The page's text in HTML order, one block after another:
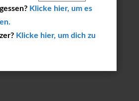
Klicke hier, um es
Klicke hier, um dich zu